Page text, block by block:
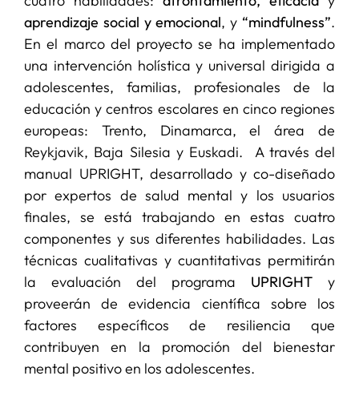
aprendizaje social y emocional, y “mindfulness”.
En el marco del proyecto se ha implementado
una intervención holística y universal dirigida a
adolescentes, familias, profesionales de la
educación y centros escolares en cinco regiones
europeas: Trento, Dinamarca, el área de
Reykjavik, Baja Silesia y Euskadi. A través del
manual UPRIGHT, desarrollado y co-diseñado
por expertos de salud mental y los usuarios
finales, se está trabajando en estas cuatro
componentes y sus diferentes habilidades. Las
técnicas cualitativas y cuantitativas permitirán
la evaluación del programa UPRIGHT y
proveerán de evidencia científica sobre los
factores específicos de resiliencia que
contribuyen en la promoción del bienestar
mental positivo en los adolescentes.